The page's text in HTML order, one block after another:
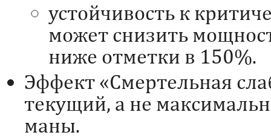
устойчивость к
может снизить
ниже отметки в 150%.
Эффект «Смертельная
текущий, а не
маны.